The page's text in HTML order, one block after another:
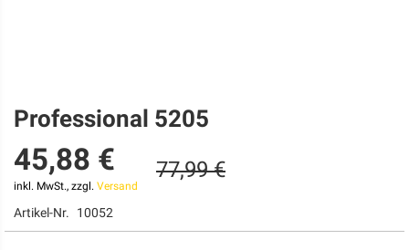
Zum
Anfang
der
Bildgalerie
springen
Professional 5205
45,88 €
inkl. MwSt., zzgl. Versand
77,99 €
Artikel-Nr. 10052